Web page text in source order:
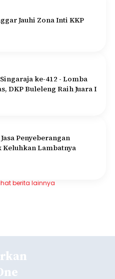
Jauhi Zona Inti KKP
ke-412 - Lomba
DKP Buleleng Raih Juara I
Penyeberangan
Keluhkan Lambatnya
berita lainnya